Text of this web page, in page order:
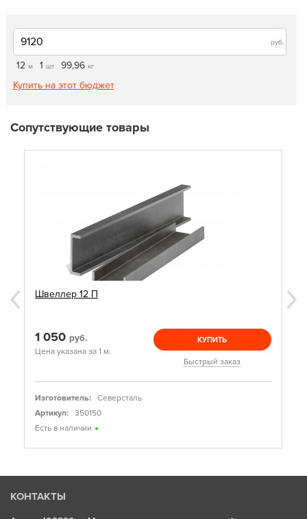
руб.
12 м 1 шт 99,96 кг
Купить на этот бюджет
Сопутствующие товары
Швеллер 12 П
1 050 руб.
Цена указана за 1 м.
КУПИТЬ
Быстрый заказ
Изготовитель:
Северсталь
Артикул:
350150
Есть в наличии
КОНТАКТЫ